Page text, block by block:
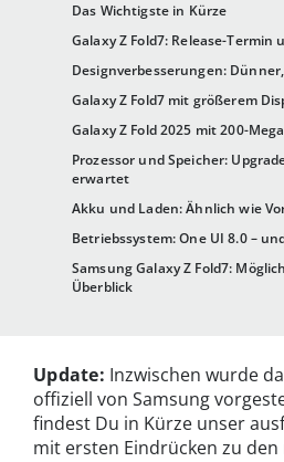
Das Wichtigste in Kürze
Galaxy Z Fold7: Release-Termin
Designverbesserungen:
Galaxy Z Fold7 mit größerem
Galaxy Z Fold 2025 mit 200-
Prozessor und Speicher:
erwartet
Akku und Laden: Ähnlich wie
Betriebssystem: One UI 8.0 –
Samsung Galaxy Z Fold7:
Überblick
Update: Inzwischen wurde
offiziell von Samsung
findest Du in Kürze unser
mit ersten Eindrücken zu